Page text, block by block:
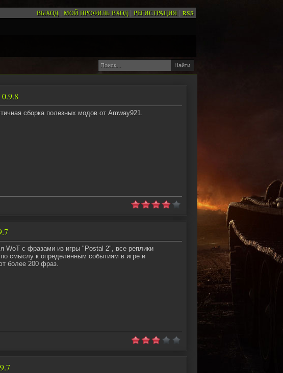
ВЫХОД МОЙ ПРОФИЛЬ ВХОД РЕГИСТРАЦИЯ RSS
сборка полезных модов от Amway921.
WoT с фразами из игры "Postal 2", все реплики
смыслу к определенным событиям в игре и
более 200 фраз.